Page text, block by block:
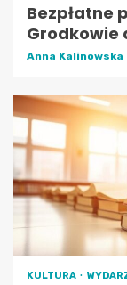
Bezpłatne
Grodkowie
Anna Kalinowska
KULTURA